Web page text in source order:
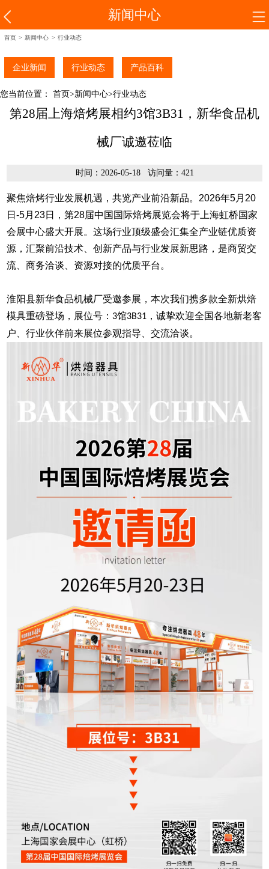
新闻中心
首页 > 新闻中心 > 行业动态
企业新闻 行业动态 产品百科
您当前位置： 首页>新闻中心>行业动态
第28届上海焙烤展相约3馆3B31，新华食品机
械厂诚邀莅临
时间：2026-05-18 访问量：421
聚焦焙烤行业发展机遇，共览产业前沿新品。 2026年5月 20
日-5月 23日，第28届中国国际焙烤展览会将于上海虹桥国家
会展中心盛大开展。这场行业顶级盛会汇集全产业链优质资
源，汇聚前沿技术、创新产品与行业发展新思路，是商贸交
流、商务洽谈、资源对接的优质平台。
淮阳县新华食品机械厂受邀参展，本次我们携多款全新烘焙
模具重磅登场，展位号： 3馆3B31 ，诚挚欢迎全国各地新老客
户、行业伙伴前来展位参观指导、交流洽谈。